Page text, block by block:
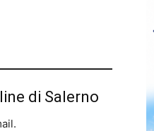
di Salerno